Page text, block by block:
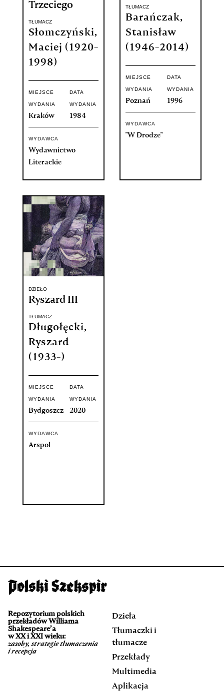
Trzeciego
TŁUMACZ
Słomczyński,
Maciej (1920-
1998)
MIEJSCE
WYDANIA
Kraków
DATA
WYDANIA
1984
WYDAWCA
Wydawnictwo
Literackie
TŁUMACZ
Barańczak,
Stanisław
(1946-2014)
MIEJSCE
WYDANIA
Poznań
DATA
WYDANIA
1996
WYDAWCA
"W Drodze"
DZIEŁO
Ryszard III
TŁUMACZ
Długołęcki,
Ryszard
(1933-)
MIEJSCE
WYDANIA
Bydgoszcz
DATA
WYDANIA
2020
WYDAWCA
Arspol
Repozytorium polskich
przekładów Williama
Shakespeare’a
w XX i XXI wieku:
zasoby, strategie tłumaczenia
i recepcja
Dzieła
Tłumaczki i
tłumacze
Przekłady
Multimedia
Aplikacja